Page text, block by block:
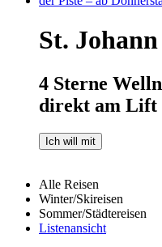
St.
4 Sterne
direkt am Lift
Ich will mit
Alle Reisen
Winter/Skireisen
Sommer/Städtereisen
Listenansicht